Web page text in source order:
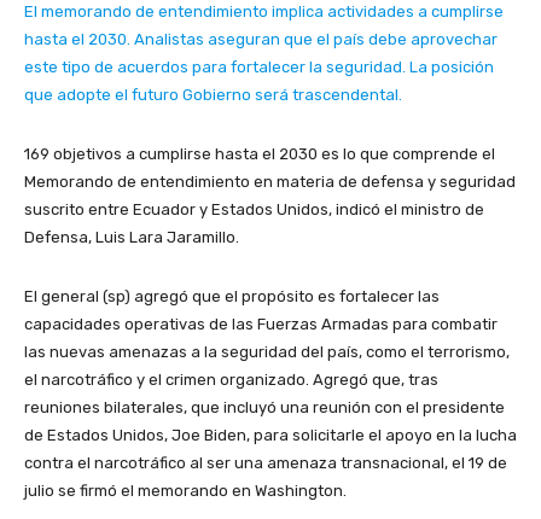
El memorando de entendimiento implica actividades a cumplirse
hasta el 2030. Analistas aseguran que el país debe aprovechar
este tipo de acuerdos para fortalecer la seguridad. La posición
que adopte el futuro Gobierno será trascendental.
169 objetivos a cumplirse hasta el 2030 es lo que comprende el
Memorando de entendimiento en materia de defensa y seguridad
suscrito entre Ecuador y Estados Unidos, indicó el ministro de
Defensa, Luis Lara Jaramillo.
El general (sp) agregó que el propósito es fortalecer las
capacidades operativas de las Fuerzas Armadas para combatir
las nuevas amenazas a la seguridad del país, como el terrorismo,
el narcotráfico y el crimen organizado. Agregó que, tras
reuniones bilaterales, que incluyó una reunión con el presidente
de Estados Unidos, Joe Biden, para solicitarle el apoyo en la lucha
contra el narcotráfico al ser una amenaza transnacional, el 19 de
julio se firmó el memorando en Washington.